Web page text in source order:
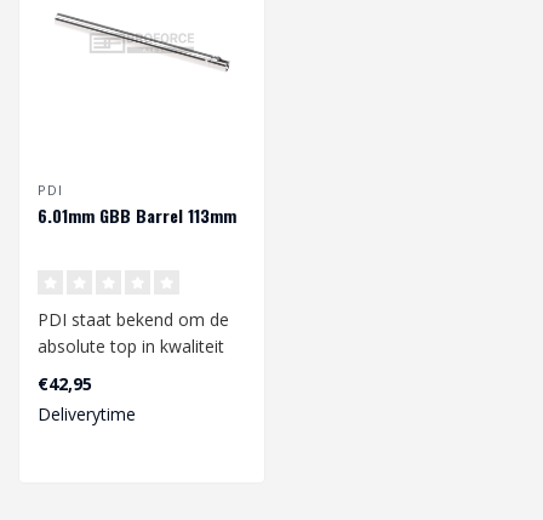
PDI
6.01mm GBB Barrel 113mm
PDI staat bekend om de
absolute top in kwaliteit
en performance. Zoek je
een moo..
€42,95
Deliverytime